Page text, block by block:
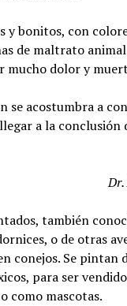
y bonitos, con
de maltrato
mucho dolor y
se acostumbra a
a la conclusión
también
o de otras
conejos. Se pintan
para ser
como mascotas.